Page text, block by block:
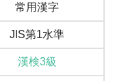
常用漢字
JIS第1水準
漢検3級